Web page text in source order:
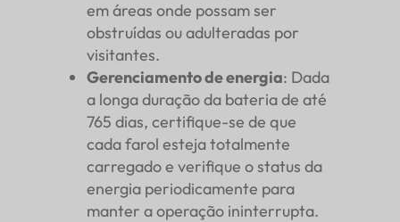
em áreas onde possam ser
obstruídas ou adulteradas por
visitantes.
Gerenciamento de energia: Dada
a longa duração da bateria de até
765 dias, certifique-se de que
cada farol esteja totalmente
carregado e verifique o status da
energia periodicamente para
manter a operação ininterrupta.